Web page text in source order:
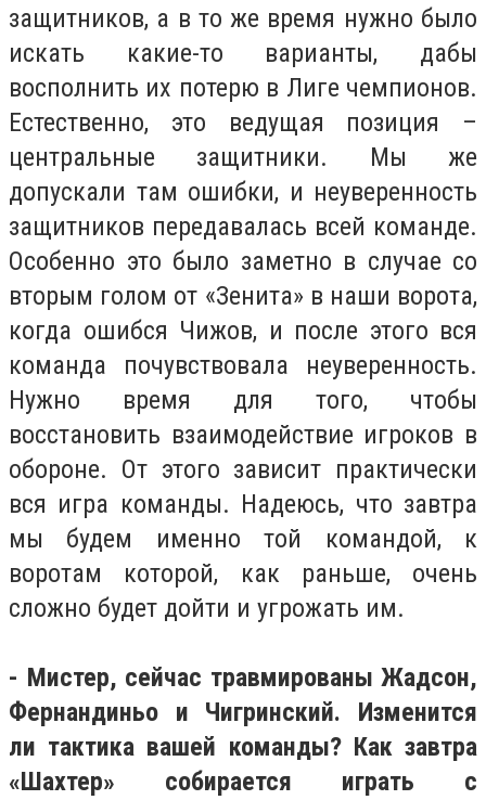
защитников, а в то же время нужно было
искать какие-то варианты, дабы
восполнить их потерю в Лиге чемпионов.
Естественно, это ведущая позиция –
центральные защитники. Мы же
допускали там ошибки, и неуверенность
защитников передавалась всей команде.
Особенно это было заметно в случае со
вторым голом от «Зенита» в наши ворота,
когда ошибся Чижов, и после этого вся
команда почувствовала неуверенность.
Нужно время для того, чтобы
восстановить взаимодействие игроков в
обороне. От этого зависит практически
вся игра команды. Надеюсь, что завтра
мы будем именно той командой, к
воротам которой, как раньше, очень
сложно будет дойти и угрожать им.
- Мистер, сейчас травмированы Жадсон,
Фернандиньо и Чигринский. Изменится
ли тактика вашей команды? Как завтра
«Шахтер» собирается играть с